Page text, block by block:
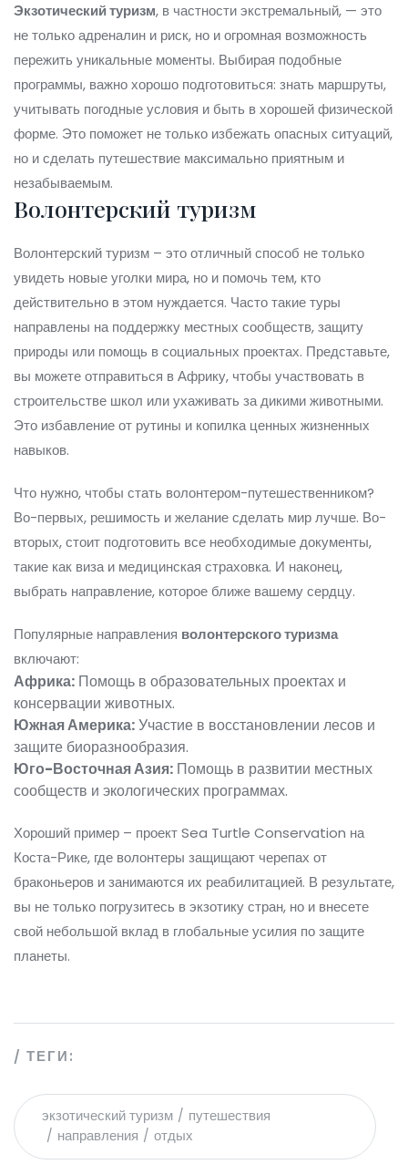
Экзотический туризм, в частности экстремальный, — это
не только адреналин и риск, но и огромная возможность
пережить уникальные моменты. Выбирая подобные
программы, важно хорошо подготовиться: знать маршруты,
учитывать погодные условия и быть в хорошей физической
форме. Это поможет не только избежать опасных ситуаций,
но и сделать путешествие максимально приятным и
незабываемым.
Волонтерский туризм
Волонтерский туризм – это отличный способ не только
увидеть новые уголки мира, но и помочь тем, кто
действительно в этом нуждается. Часто такие туры
направлены на поддержку местных сообществ, защиту
природы или помощь в социальных проектах. Представьте,
вы можете отправиться в Африку, чтобы участвовать в
строительстве школ или ухаживать за дикими животными.
Это избавление от рутины и копилка ценных жизненных
навыков.
Что нужно, чтобы стать волонтером-путешественником?
Во-первых, решимость и желание сделать мир лучше. Во-
вторых, стоит подготовить все необходимые документы,
такие как виза и медицинская страховка. И наконец,
выбрать направление, которое ближе вашему сердцу.
Популярные направления волонтерского туризма
включают:
Африка: Помощь в образовательных проектах и
консервации животных.
Южная Америка:Участие в восстановлении лесов и
защите биоразнообразия.
Юго-Восточная Азия: Помощь в развитии местных
сообществ и экологических программах.
Хороший пример – проект Sea Turtle Conservation на
Коста-Рике, где волонтеры защищают черепах от
браконьеров и занимаются их реабилитацией. В результате,
вы не только погрузитесь в экзотику стран, но и внесете
свой небольшой вклад в глобальные усилия по защите
планеты.
ТЕГИ:
экзотический туризм
путешествия
направления
отдых